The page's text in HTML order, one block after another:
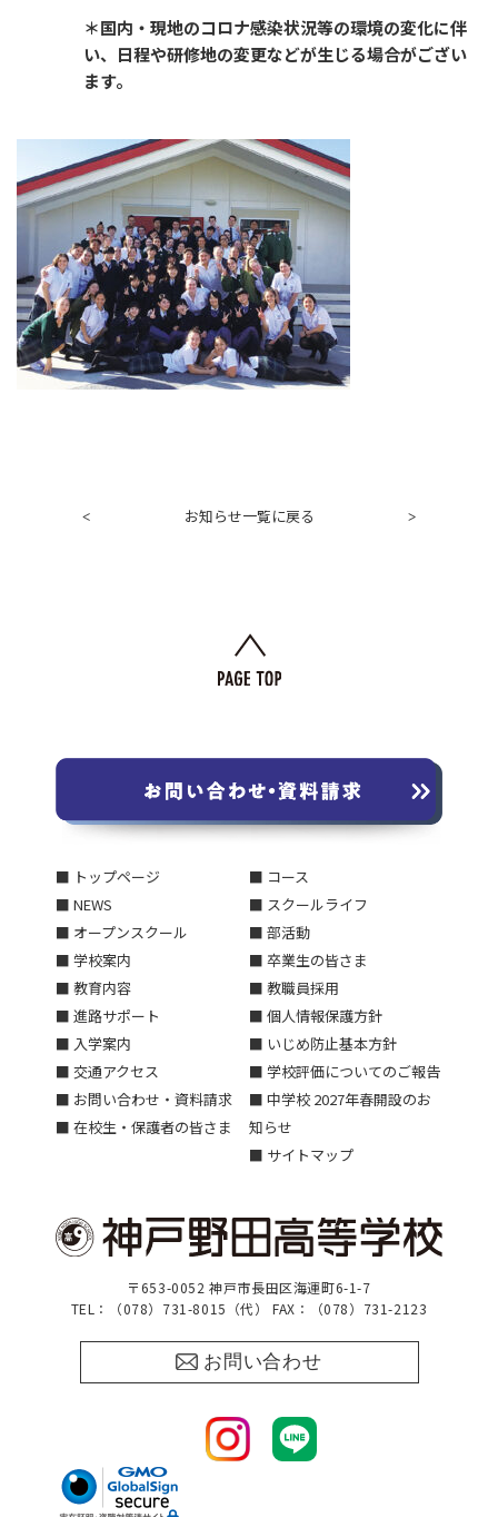
＊国内・現地のコロナ感染状況等の環境の変化に伴
い、日程や研修地の変更などが生じる場合がござい
ます。
< お知らせ一覧に戻る >
■ トップページ
■ NEWS
■ オープンスクール
■ 学校案内
■ 教育内容
■ 進路サポート
■ 入学案内
■ 交通アクセス
■ お問い合わせ・資料請求
■ 在校生・保護者の皆さま
■ コース
■ スクールライフ
■ 部活動
■ 卒業生の皆さま
■ 教職員採用
■ 個人情報保護方針
■ いじめ防止基本方針
■ 学校評価についてのご報告
■ 中学校 2027年春開設のお
知らせ
■ サイトマップ
〒653-0052 神戸市長田区海運町6-1-7
TEL：（078）731-8015（代） FAX：（078）731-2123
お問い合わせ